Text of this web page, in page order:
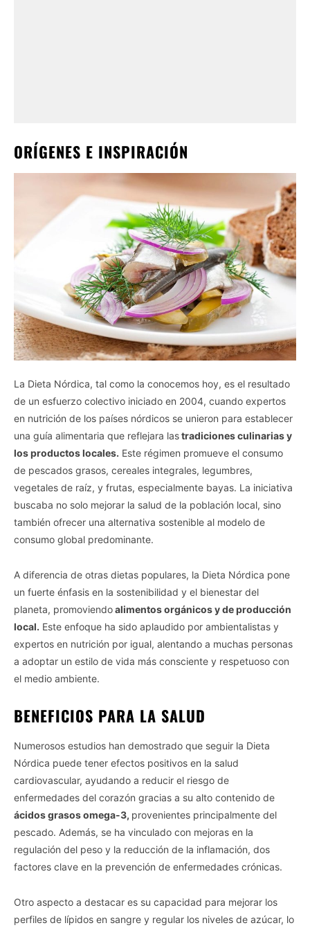
ORÍGENES E INSPIRACIÓN
La Dieta Nórdica, tal como la conocemos hoy, es el resultado
de un esfuerzo colectivo iniciado en 2004, cuando expertos
en nutrición de los países nórdicos se unieron para establecer
una guía alimentaria que reflejara lastradiciones culinarias y
los productos locales. Este régimen promueve el consumo
de pescados grasos, cereales integrales, legumbres,
vegetales de raíz, y frutas, especialmente bayas. La iniciativa
buscaba no solo mejorar la salud de la población local, sino
también ofrecer una alternativa sostenible al modelo de
consumo global predominante.
A diferencia de otras dietas populares, la Dieta Nórdica pone
un fuerte énfasis en la sostenibilidad y el bienestar del
planeta, promoviendoalimentos orgánicos y de producción
local. Este enfoque ha sido aplaudido por ambientalistas y
expertos en nutrición por igual, alentando a muchas personas
a adoptar un estilo de vida más consciente y respetuoso con
el medio ambiente.
BENEFICIOS PARA LA SALUD
Numerosos estudios han demostrado que seguir la Dieta
Nórdica puede tener efectos positivos en la salud
cardiovascular, ayudando a reducir el riesgo de
enfermedades del corazón gracias a su alto contenido de
ácidos grasos omega-3, provenientes principalmente del
pescado. Además, se ha vinculado con mejoras en la
regulación del peso y la reducción de la inflamación, dos
factores clave en la prevención de enfermedades crónicas.
Otro aspecto a destacar es su capacidad para mejorar los
perfiles de lípidos en sangre y regular los niveles de azúcar, lo